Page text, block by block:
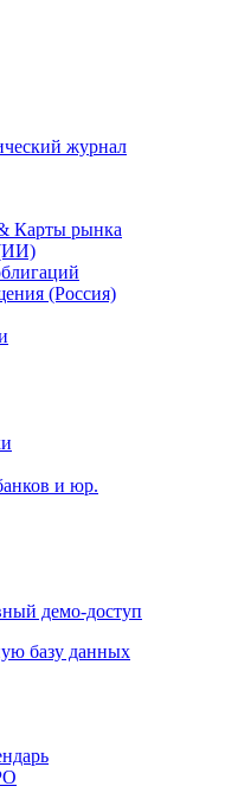
журнал
Карты рынка
(Россия)
и юр.
демо-доступ
базу данных